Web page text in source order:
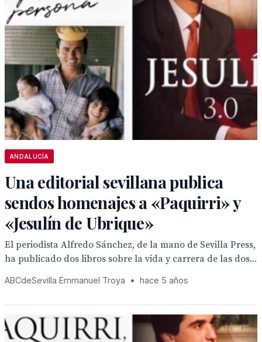
ANDALUCÍA
Una editorial sevillana publica
sendos homenajes a «Paquirri» y
«Jesulín de Ubrique»
El periodista Alfredo Sánchez, de la mano de Sevilla Press,
ha publicado dos libros sobre la vida y carrera de las dos...
ABCdeSevilla Emmanuel Troya • hace 5 años